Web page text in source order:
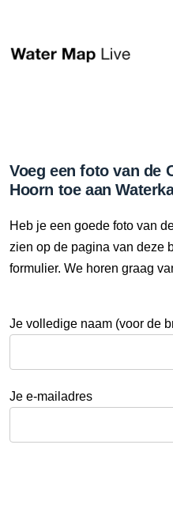
Voeg een foto van de
Hoorn toe aan
Heb je een goede foto van
zien op de pagina van deze
formulier. We horen graag
Je volledige naam (voor de
Je e-mailadres